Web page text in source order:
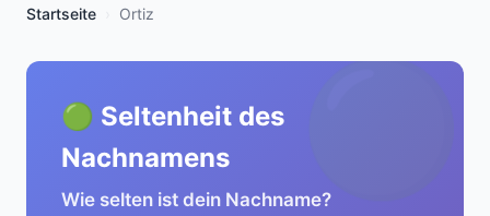
Startseite Ortiz
🟢
🟢 Seltenheit des
Nachnamens
Wie selten ist dein Nachname?